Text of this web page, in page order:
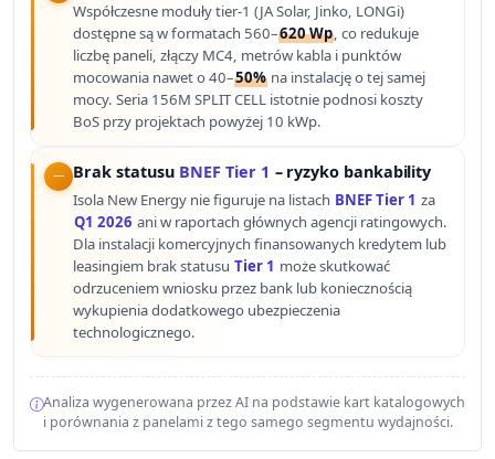
Współczesne moduły tier-1 (JA Solar, Jinko, LONGi)
dostępne są w formatach 560–620 Wp, co redukuje
liczbę paneli, złączy MC4, metrów kabla i punktów
mocowania nawet o 40–50% na instalację o tej samej
mocy. Seria 156M SPLIT CELL istotnie podnosi koszty
BoS przy projektach powyżej 10 kWp.
Brak statusu BNEF Tier 1 – ryzyko bankability
Isola New Energy nie figuruje na listach BNEF Tier 1 za
Q1 2026 ani w raportach głównych agencji ratingowych.
Dla instalacji komercyjnych finansowanych kredytem lub
leasingiem brak statusu Tier 1 może skutkować
odrzuceniem wniosku przez bank lub koniecznością
wykupienia dodatkowego ubezpieczenia
technologicznego.
Analiza wygenerowana przez AI na podstawie kart katalogowych
i porównania z panelami z tego samego segmentu wydajności.